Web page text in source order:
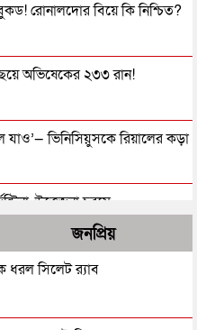
রোনালদোর বিয়ে কি নিশ্চিত?
অভিষেকের ২৩৩ রান!
ভিনিসিয়ুসকে রিয়ালের কড়া
উত্তেজনা চরমে
কারা টাকা ঢালছে জানালেন
জনপ্রিয়
সিলেট র‌্যাব